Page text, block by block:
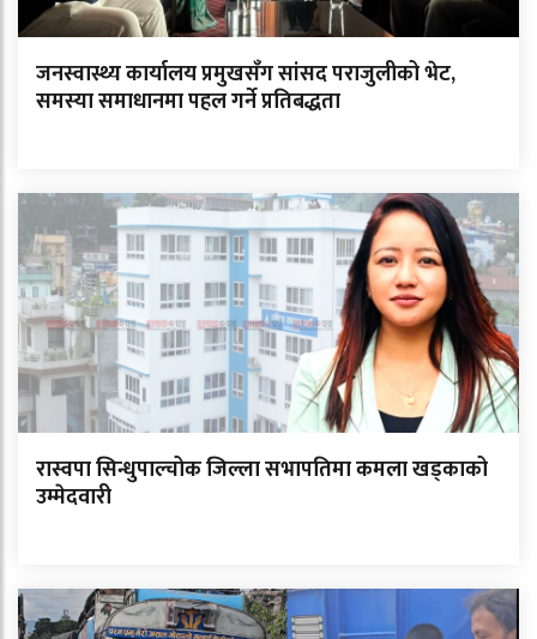
जनस्वास्थ्य कार्यालय प्रमुखसँग सांसद पराजुलीको भेट,
समस्या समाधानमा पहल गर्ने प्रतिबद्धता
रास्वपा सिन्धुपाल्चोक जिल्ला सभापतिमा कमला खड्काको
उम्मेदवारी